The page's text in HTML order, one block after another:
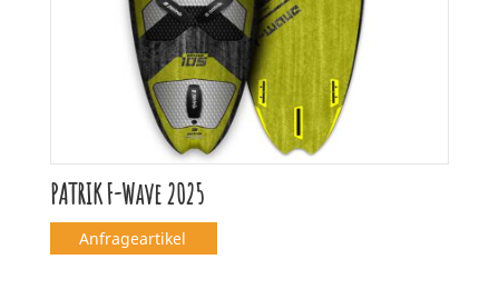
PATRIK F-Wave 2025
Anfrageartikel